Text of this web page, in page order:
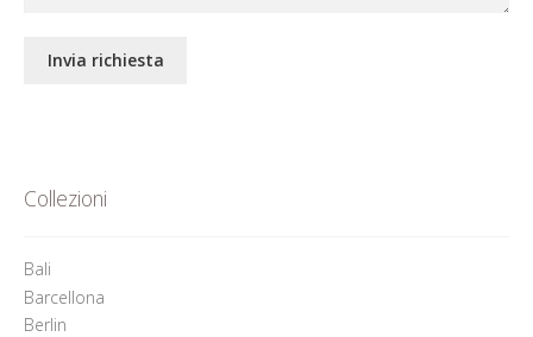
Collezioni
Bali
Barcellona
Berlin